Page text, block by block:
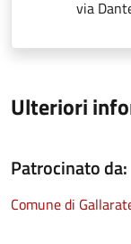
via
Ulteriori
Patrocinato da:
Comune di